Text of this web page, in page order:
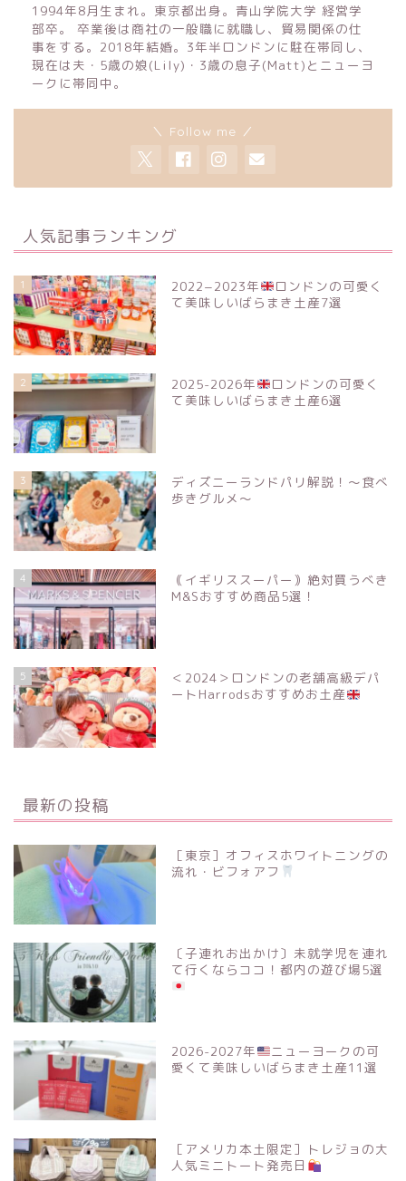
1994年8月生まれ。東京都出身。青山学院大学 経営学
部卒。 卒業後は商社の一般職に就職し、貿易関係の仕
事をする。2018年結婚。3年半ロンドンに駐在帯同し、
現在は夫・5歳の娘(Lily)・3歳の息子(Matt)とニューヨ
ークに帯同中。
＼ Follow me ／
人気記事ランキング
1 2022−2023年
ロンドンの可愛く
て美味しいばらまき土産7選
2 2025-2026年
ロンドンの可愛く
て美味しいばらまき土産6選
3
ディズニーランドパリ解説！〜食べ
歩きグルメ〜
4
｟イギリススーパー｠絶対買うべき
M&Sおすすめ商品5選！
5
＜2024＞ロンドンの老舗高級デパ
ートHarrodsおすすめお土産
最新の投稿
［東京］オフィスホワイトニングの
流れ・ビフォアフ
〔子連れお出かけ〕未就学児を連れ
て行くならココ！都内の遊び場5選
2026-2027年
ニューヨークの可
愛くて美味しいばらまき土産11選
［アメリカ本土限定］トレジョの大
人気ミニトート発売日